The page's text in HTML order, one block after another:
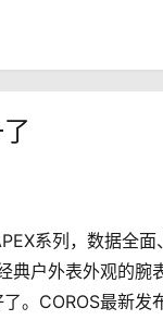
系列，数据全面
典户外表外观的腕
。COROS最新发